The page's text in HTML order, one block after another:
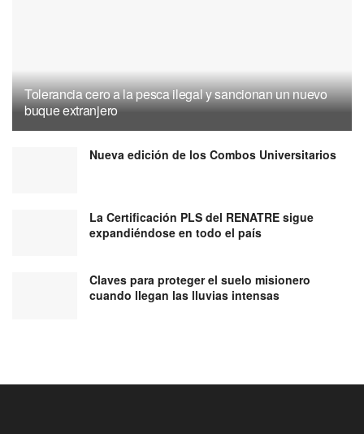
Tolerancia cero a la pesca ilegal y sancionan un nuevo
buque extranjero
Nueva edición de los Combos Universitarios
La Certificación PLS del RENATRE sigue
expandiéndose en todo el país
Claves para proteger el suelo misionero
cuando llegan las lluvias intensas